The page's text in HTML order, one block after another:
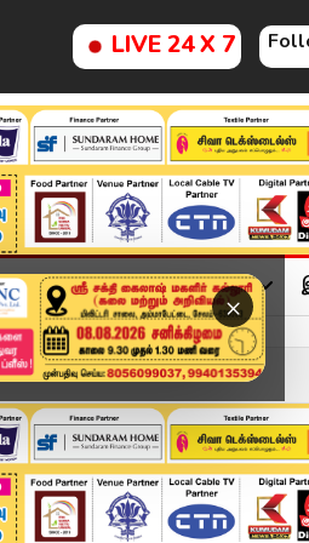
LIVE 24 X 7
×
அரசியல் விளையாட்டு
செங்கோட்டைய...